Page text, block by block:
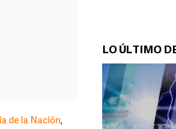
LO ÚLTIMO
de la Nación,